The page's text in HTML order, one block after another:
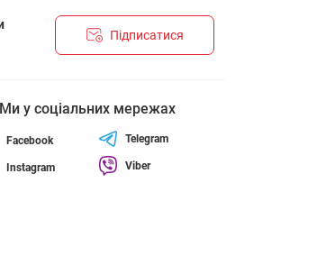
Підписатися
Ми у соціальних мережах
Facebook
Instagram
Telegram
Viber